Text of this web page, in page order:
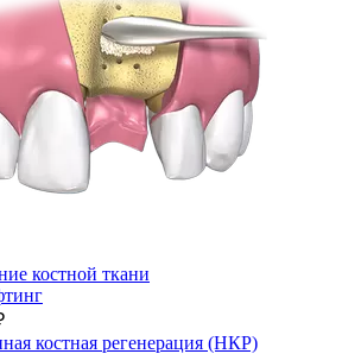
костной ткани
костная регенерация (НКР)